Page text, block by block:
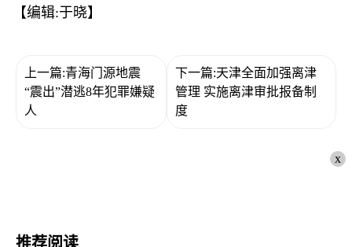
【编辑:于晓】
上一篇:青海门源地震
“震出”潜逃8年犯罪嫌疑
人
下一篇:天津全面加强离津
管理 实施离津审批报备制
度
x
推荐阅读